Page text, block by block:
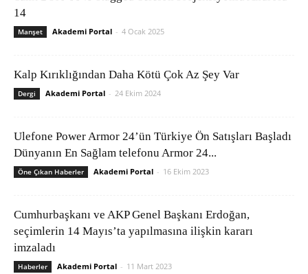
14
Manşet Akademi Portal - 4 Ocak 2025
Kalp Kırıklığından Daha Kötü Çok Az Şey Var
Dergi Akademi Portal - 24 Ekim 2024
Ulefone Power Armor 24’ün Türkiye Ön Satışları Başladı
Dünyanın En Sağlam telefonu Armor 24...
Öne Çıkan Haberler Akademi Portal - 16 Ekim 2023
Cumhurbaşkanı ve AKP Genel Başkanı Erdoğan,
seçimlerin 14 Mayıs’ta yapılmasına ilişkin kararı
imzaladı
Haberler Akademi Portal - 11 Mart 2023